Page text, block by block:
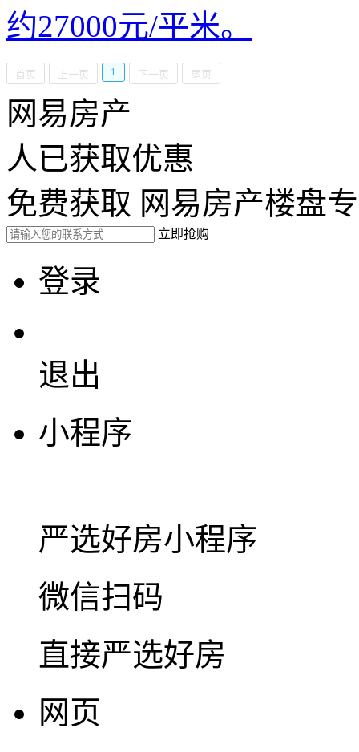
约27000元/平米。
首页 上一页 1 下一页 尾页
网易房产
人已获取优惠
免费获取 网易房产楼盘
立即抢购
登录
退出
小程序
严选好房小程序
微信扫码
直接严选好房
网页